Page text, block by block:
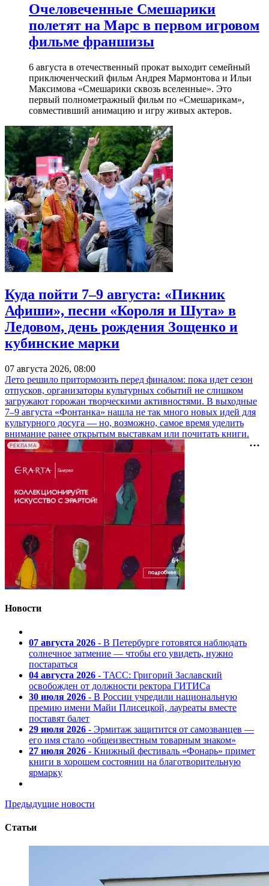
Очеловеченные Смешарики
полетят на Марс в первом игровом
фильме франшизы
6 августа в отечественный прокат выходит семейный
приключенческий фильм Андрея Мармонтова и Ильи
Максимова «Смешарики сквозь вселенные». Это
первый полнометражный фильм по «Смешарикам»,
совместивший анимацию и игру живых актеров.
Куда пойти 7–9 августа: «Пикник
Афиши», песни «Короля и Шута» в
Ледовом, день рождения Зощенко и
кубинские марки
07 августа 2026, 08:00
Лето решило притормозить перед финалом: пока идет сезон
отпусков, организаторы культурных событий не слишком
загружают горожан творческими активностями. В выходные
7–9 августа «Фонтанка» нашла не так много новых идей для
культурного досуга — но, возможно, самое время уделить
внимание ранее открытым выставкам или почитать книги.
РЕКЛАМА
Новости
07 августа 2026 - В Петербурге готовятся наблюдать
солнечное затмение — чтобы его увидеть, нужно
постараться
04 августа 2026 - ТАСС: Григорий Заславский
освобожден от должности ректора ГИТИСа
30 июля 2026 - В России учредили национальную
премию имени Майи Плисецкой, лауреаты вместе
поставят балет
29 июля 2026 - Эрмитаж защитится от самозванцев —
его имя стало «общеизвестным товарным знаком»
27 июля 2026 - Книжный фестиваль «Фонарь» примет
книги в хорошем состоянии на благотворительную
ярмарку
Предыдущие новости
Статьи